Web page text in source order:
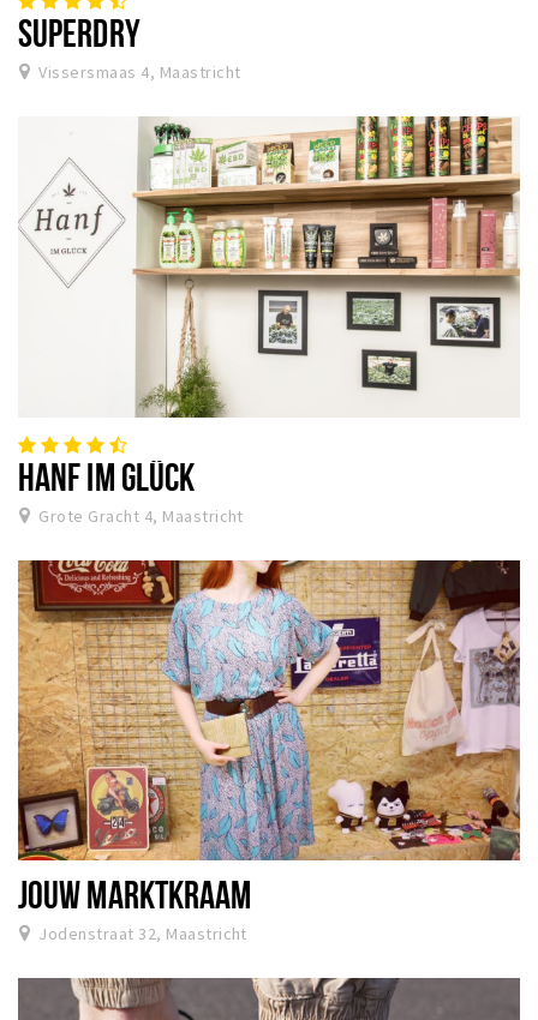
SUPERDRY
Vissersmaas 4, Maastricht
HANF IM GLÜCK
Grote Gracht 4, Maastricht
JOUW MARKTKRAAM
Jodenstraat 32, Maastricht